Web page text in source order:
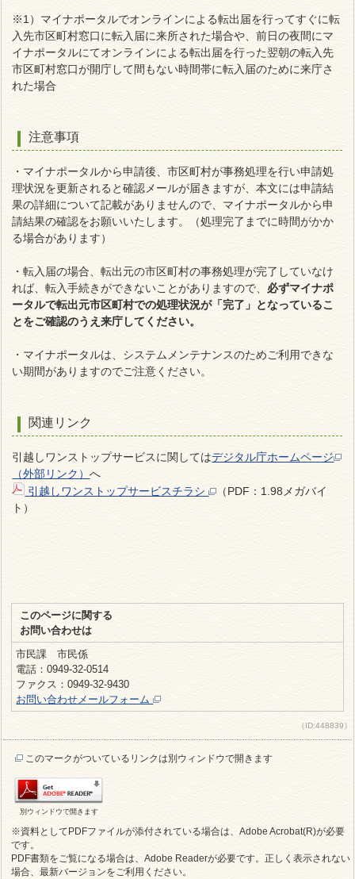
※1）マイナポータルでオンラインによる転出届を行ってすぐに転
入先市区町村窓口に転入届に来所された場合や、前日の夜間にマ
イナポータルにてオンラインによる転出届を行った翌朝の転入先
市区町村窓口が開庁して間もない時間帯に転入届のために来庁さ
れた場合
注意事項
・マイナポータルから申請後、市区町村が事務処理を行い申請処
理状況を更新されると確認メールが届きますが、本文には申請結
果の詳細について記載がありませんので、マイナポータルから申
請結果の確認をお願いいたします。（処理完了までに時間がかか
る場合があります）
・転入届の場合、転出元の市区町村の事務処理が完了していなけ
れば、転入手続きができないことがありますので、 必ずマイナポ
ータルで転出元市区町村での処理状況が「完了」となっているこ
とをご確認のうえ来庁してください。
・マイナポータルは、システムメンテナンスのためご利用できな
い期間がありますのでご注意ください。
関連リンク
引越しワンストップサービスに関してはデジタル庁ホームページ
（外部リンク）へ
引越しワンストップサービスチラシ
（PDF：1.98メガバイ
ト）
このページに関する
お問い合わせは
市民課 市民係
電話：0949-32-0514
ファクス：0949-32-9430
お問い合わせメールフォーム
（ID:448839）
このマークがついているリンクは別ウィンドウで開きます
別ウィンドウで開きます
※資料としてPDFファイルが添付されている場合は、Adobe Acrobat(R)が必要
です。
PDF書類をご覧になる場合は、Adobe Readerが必要です。正しく表示されない
場合、最新バージョンをご利用ください。